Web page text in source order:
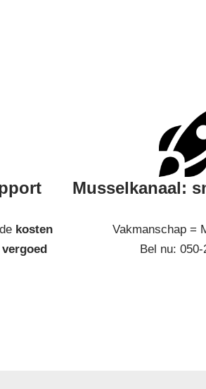
kosten
vergoed
Musselkanaal:
Vakmanschap =
Bel nu: 050-